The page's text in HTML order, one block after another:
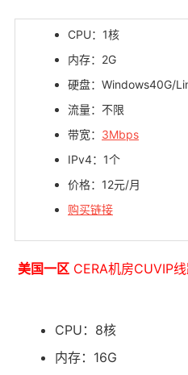
CPU：1核
内存：2G
硬盘：Windows40G/
流量：不限
带宽： 3Mbps
IPv4：1个
价格：12元/月
购买链接
美国一区CERA机房CUVIP
CPU：8核
内存：16G